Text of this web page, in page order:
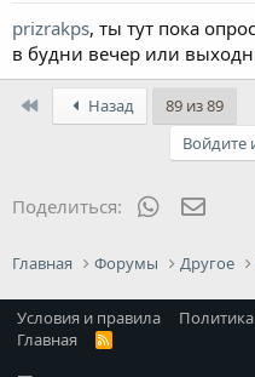
prizrakps, ты тут пока
в будни вечер или
Назад
89 из 89
Войдите
Поделиться: WhatsApp
Главная Форумы Другое
Условия и правила
Главная
R